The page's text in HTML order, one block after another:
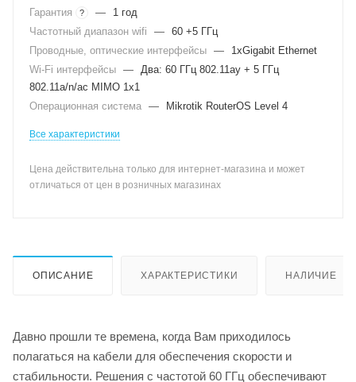
Гарантия
? —
1 год
Частотный диапазон wifi
— 60 +5 ГГц
Проводные, оптические интерфейсы —
1xGigabit Ethernet
Wi-Fi интерфейсы — Два: 60 ГГц 802.11ay + 5 ГГц
802.11a/n/ac MIMO 1x1
Операционная система — Mikrotik RouterOS Level 4
Все характеристики
Цена действительна только для интернет-магазина и может
отличаться от цен в розничных магазинах
ОПИСАНИЕ ХАРАКТЕРИСТИКИ НАЛИЧИЕ
Давно прошли те времена, когда Вам приходилось
полагаться на кабели для обеспечения скорости и
стабильности. Решения с частотой 60 ГГц обеспечивают